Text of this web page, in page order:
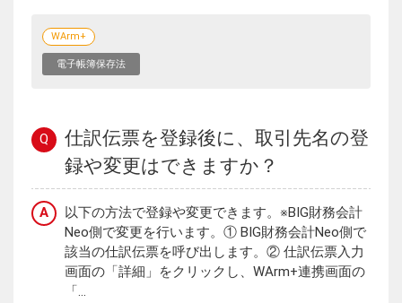
WArm+
電子帳簿保存法
Q
仕訳伝票を登録後に、取引先名の登
録や変更はできますか？
A
以下の方法で登録や変更できます。※BIG財務会計
Neo側で変更を行います。① BIG財務会計Neo側で
該当の仕訳伝票を呼び出します。② 仕訳伝票入力
画面の「詳細」をクリックし、WArm+連携画面の
「...